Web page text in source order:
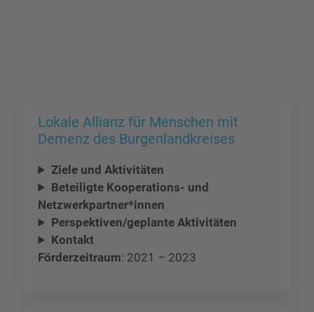
Lokale Allianz für Menschen mit
Demenz des Burgenlandkreises
Ziele und Aktivitäten
Beteiligte Kooperations- und
Netzwerkpartner*innen
Perspektiven/geplante Aktivitäten
Kontakt
Förderzeitraum: 2021 – 2023